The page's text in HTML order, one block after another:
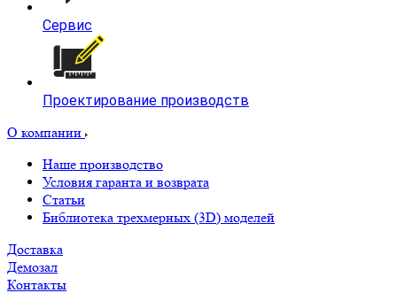
Сервис
Проектирование производств
О компании
Наше производство
Условия гаранта и возврата
Статьи
Библиотека трехмерных (3D) моделей
Доставка
Демозал
Контакты